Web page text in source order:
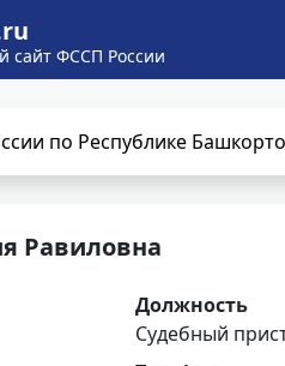
сайт ФССП России
по Республике
Равиловна
Должность
Судебный